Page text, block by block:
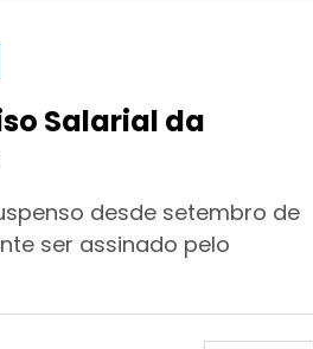
Salarial da
desde setembro de
ser assinado pelo